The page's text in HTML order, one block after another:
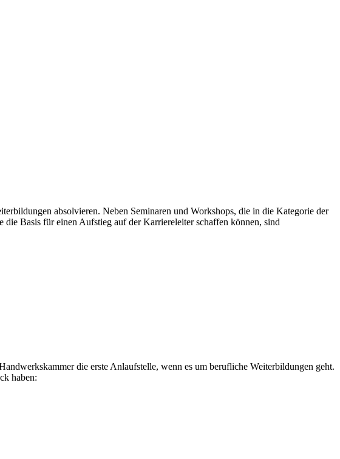
absolvieren. Neben Seminaren und Workshops, die in die Kategorie der
Basis für einen Aufstieg auf der Karriereleiter schaffen können, sind
die erste Anlaufstelle, wenn es um berufliche Weiterbildungen geht.
haben: